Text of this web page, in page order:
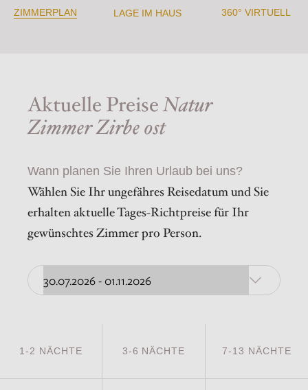
ZIMMERPLAN LAGE IM HAUS 360° VIRTUELL
Aktuelle PreiseNatur
Zimmer Zirbe ost
Wann planen Sie Ihren Urlaub bei uns?
Wählen Sie Ihr ungefähres Reisedatum und Sie
erhalten aktuelle Tages-Richtpreise für Ihr
gewünschtes Zimmer pro Person.
1-2 NÄCHTE 3-6 NÄCHTE 7-13 NÄCHTE